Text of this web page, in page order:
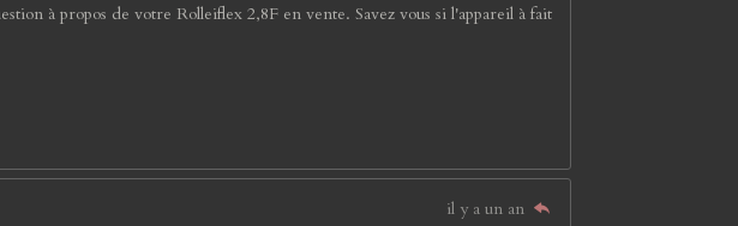
à propos de votre Rolleiflex 2,8F en vente. Savez vous si l'appareil à fait
il y a un an